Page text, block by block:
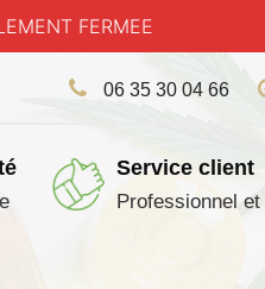
FERMEE
06 35 30 04 66
Service client
Professionnel